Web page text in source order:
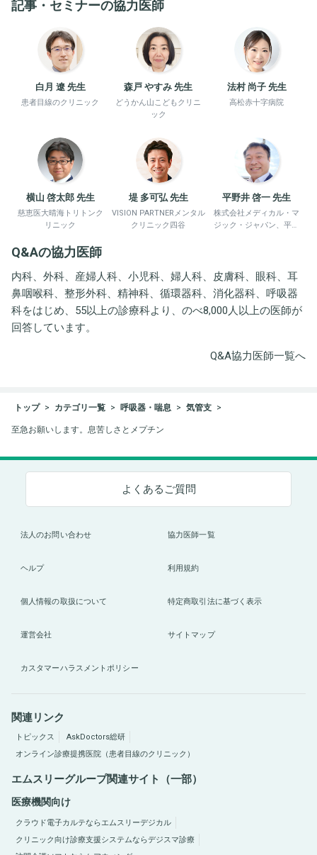
記事・セミナーの協力医師
白月 遼 先生
患者目線のクリニック
森戸 やすみ 先生
どうかん山こどもクリニ
ック
法村 尚子 先生
高松赤十字病院
横山 啓太郎 先生
慈恵医大晴海トリトンク
リニック
堤 多可弘 先生
VISION PARTNERメンタル
クリニック四谷
平野井 啓一 先生
株式会社メディカル・マ
ジック・ジャパン、平野
Q&Aの協力医師
内科、外科、産婦人科、小児科、婦人科、皮膚科、眼科、耳
鼻咽喉科、整形外科、精神科、循環器科、消化器科、呼吸器
科をはじめ、55以上の診療科より、のべ8,000人以上の医師が
回答しています。
Q&A協力医師一覧へ
トップ カテゴリ一覧 呼吸器・喘息 気管支
至急お願いします。息苦しさとメプチン
よくあるご質問
法人のお問い合わせ 協力医師一覧
ヘルプ 利用規約
個人情報の取扱について 特定商取引法に基づく表示
運営会社 サイトマップ
カスタマーハラスメントポリシー
関連リンク
トピックス
AskDoctors総研
オンライン診療提携医院（患者目線のクリニック）
エムスリーグループ関連サイト（一部）
医療機関向け
クラウド電子カルテならエムスリーデジカル
クリニック向け診療支援システムならデジスマ診療